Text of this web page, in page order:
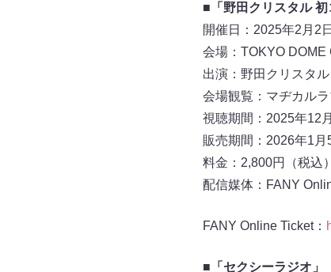
■「野田クリスタル
開催日：2025年2月2
会場：TOKYO DOME
出演：野田クリスタ
会場観覧：マヂカル
視聴期間：2025年12
販売期間：2026年1
料金：2,800円（税込）
配信媒体：FANY
FANY Online Ticket：
■「セクシーラジオ」